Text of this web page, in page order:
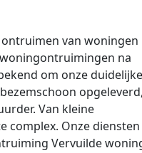
van woningen
na
om onze duidelijke
opgeleverd,
Van kleine
complex. Onze diensten
Vervuilde